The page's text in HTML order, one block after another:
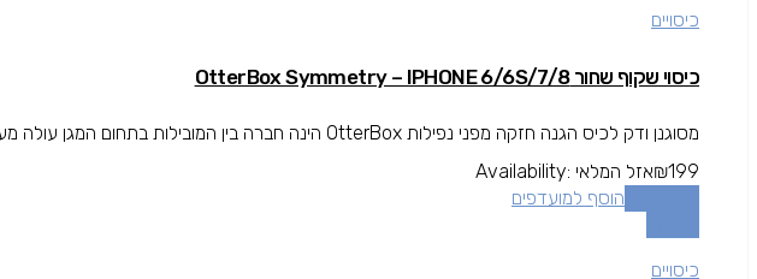
כיסויים
כיסוי שקוף שחור OtterBox Symmetry – IPHONE 6/6S/7/8
מסוגנן ודק לכיס הגנה חזקה מפני נפילות OtterBox הינה חברה בין המובילות בתחום המגן עולה מעל גובה המסך להגנה מרבית.
₪199
Availability: אזל המלאי
הוסף למועדפים
כיסויים